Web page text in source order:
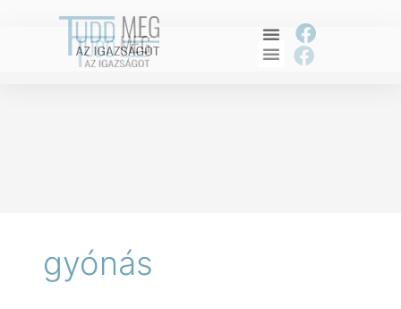
F
a
c
F
a
gyónás